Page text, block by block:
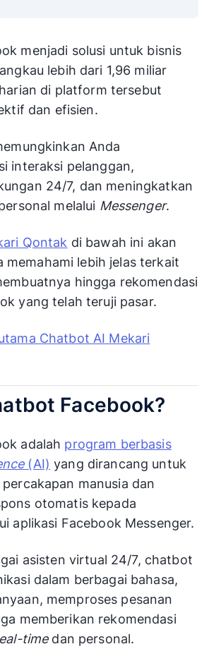
menjadi solusi untuk bisnis
lebih dari 1,96 miliar
di platform tersebut
dan efisien.
Anda
interaksi pelanggan,
24/7, dan meningkatkan
melalui Messenger.
Qontak di bawah ini akan
memahami lebih jelas terkait
hingga rekomendasi
yang telah teruji pasar.
Facebook?
adalah program berbasis
(AI) yang dirancang untuk
manusia dan
otomatis kepada
aplikasi Facebook Messenger.
asisten virtual 24/7, chatbot
dalam berbagai bahasa,
memproses pesanan
memberikan rekomendasi
time dan personal.